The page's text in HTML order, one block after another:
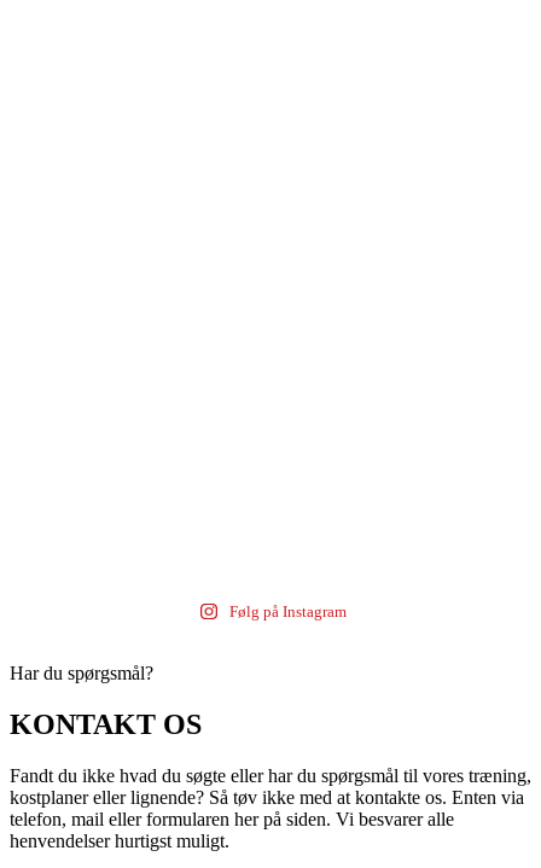
Følg på Instagram
Har du spørgsmål?
KONTAKT OS
Fandt du ikke hvad du søgte eller har du spørgsmål til vores træning,
kostplaner eller lignende? Så tøv ikke med at kontakte os. Enten via
telefon, mail eller formularen her på siden. Vi besvarer alle
henvendelser hurtigst muligt.